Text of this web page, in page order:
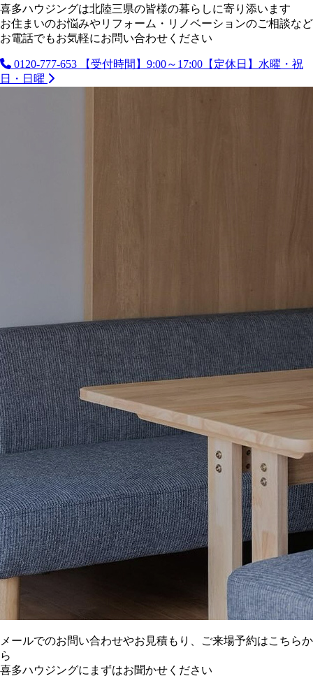
喜多ハウジングは北陸三県の皆様の暮らしに寄り添います
お住まいのお悩みやリフォーム・リノベーションのご相談など
お電話でもお気軽にお問い合わせください
0120-777-653
【受付時間】9:00～17:00【定休日】水曜・祝
日・日曜
メールでのお問い合わせやお見積もり、ご来場予約はこちらか
ら
喜多ハウジングにまずはお聞かせください